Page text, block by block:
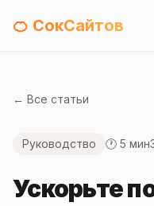
🍊 СокСайтов
← Все статьи
Руководство 🕐 5 мин
Ускорьте